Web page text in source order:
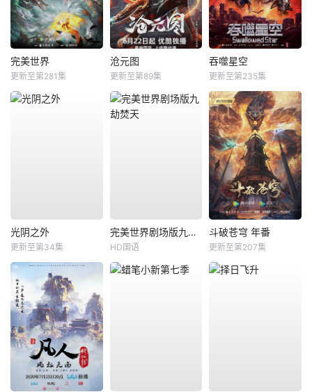
完美世界
更新至第281集
沧元图
更新至第89集
吞噬星空
更新至第235集
光阴之外
更新至第34集
完美世界剧场版九劫焚天
HD国语
斗破苍穹 年番
更新至第207集